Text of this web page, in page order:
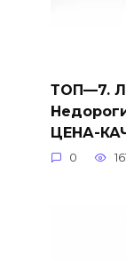
ТОП—7.
ЦЕНА-
0